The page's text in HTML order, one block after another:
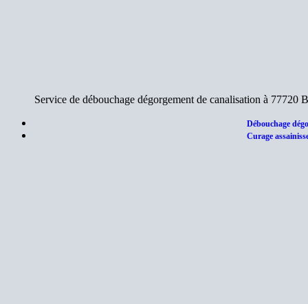
Service de débouchage dégorgement de canalisation à 77720
Débouchage
Curage